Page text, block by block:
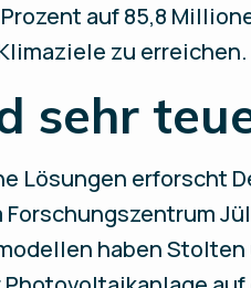
auf 85,8
zu erreichen.
sehr
Lösungen erforscht
haben